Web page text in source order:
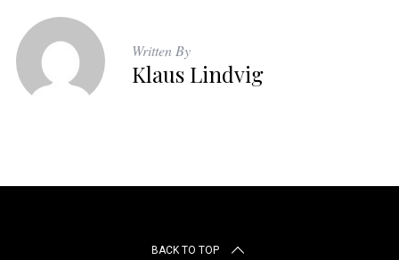
Written By
Klaus Lindvig
BACK TO TOP